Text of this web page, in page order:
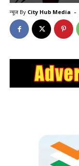
न्यूज By City Hub Media -